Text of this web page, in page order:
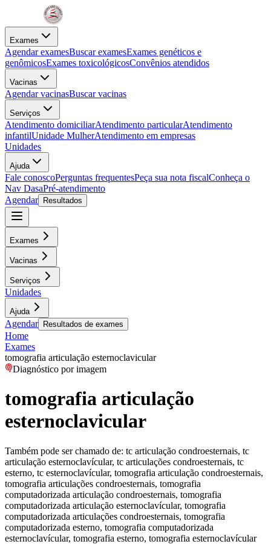
Exames
Agendar examesBuscar examesExames genéticos e
genômicosExames toxicológicosConvênios atendidos
Vacinas
Agendar vacinasBuscar vacinas
Serviços
Atendimento domiciliarAtendimento particularAtendimento
infantilUnidade MulherAtendimento em empresas
Unidades
Ajuda
Fale conoscoPerguntas frequentesPeça sua nota fiscalConheça o
Nav DasaPré-atendimento
Agendar
Resultados
Exames
Vacinas
Serviços
Unidades
Ajuda
Agendar Resultados de exames
Home
Exames
tomografia articulação esternoclavicular
Diagnóstico por imagem
tomografia articulação
esternoclavicular
Também pode ser chamado de: tc articulação condroesternais, tc
articulação esternoclavícular, tc articulações condroesternais, tc
esterno, tc esternoclavícular, tomografia articulação condroesternais,
tomografia articulações condroesternais, tomografia
computadorizada articulação condroesternais, tomografia
computadorizada articulação esternoclavícular, tomografia
computadorizada articulações condroesternais, tomografia
computadorizada esterno, tomografia computadorizada
esternoclavícular, tomografia esterno, tomografia esternoclavícular